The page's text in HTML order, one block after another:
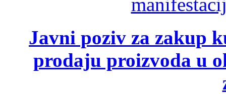
Javni poziv za zakup
prodaju proizvoda u